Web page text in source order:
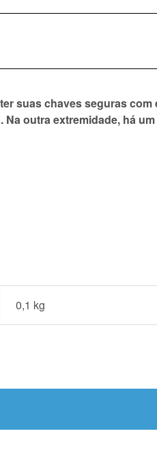
suas chaves seguras
outra extremidade, há
0,1 kg